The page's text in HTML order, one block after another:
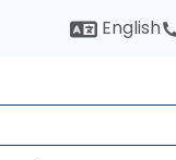
English